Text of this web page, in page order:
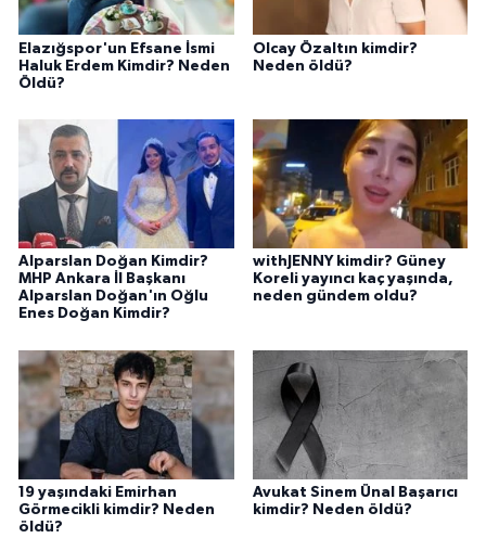
Elazığspor'un Efsane İsmi
Haluk Erdem Kimdir? Neden
Öldü?
Olcay Özaltın kimdir?
Neden öldü?
Alparslan Doğan Kimdir?
MHP Ankara İl Başkanı
Alparslan Doğan'ın Oğlu
Enes Doğan Kimdir?
withJENNY kimdir? Güney
Koreli yayıncı kaç yaşında,
neden gündem oldu?
19 yaşındaki Emirhan
Görmecikli kimdir? Neden
öldü?
Avukat Sinem Ünal Başarıcı
kimdir? Neden öldü?